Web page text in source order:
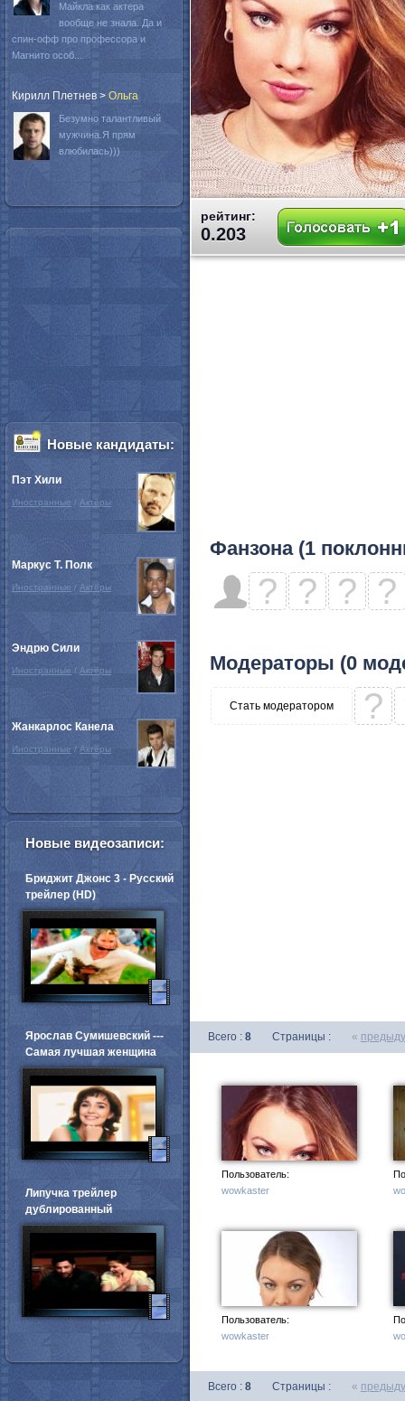
рейтинг:
0.203
Фанзона (1
? ? ? ?
Модераторы (0
Стать модератором ?
Всего : 8 Страницы : «
Пользователь:
wowkaster
Пользователь:
wowkaster
Всего : 8 Страницы : «
Майкла как актера
вообще не знала. Да и
спин-офф про профессора и
Магнито особ...
Кирилл Плетнев > Oльга
Безумно талантливый
мужчина.Я прям
влюбилась)))
Новые кандидаты:
Пэт Хили
Иностранные / Актёры
Маркус Т. Полк
Иностранные / Актёры
Эндрю Сили
Иностранные / Актёры
Жанкарлос Канела
Иностранные / Актёры
Новые видеозаписи:
Бриджит Джонс 3 - Русский
трейлер (HD)
Ярослав Сумишевский ---
Самая лучшая женщина
Липучка трейлер
дублированный